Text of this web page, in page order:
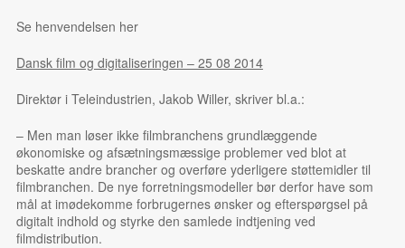
Se henvendelsen her
Dansk film og digitaliseringen – 25 08 2014
Direktør i Teleindustrien, Jakob Willer, skriver bl.a.:
– Men man løser ikke filmbranchens grundlæggende
økonomiske og afsætningsmæssige problemer ved blot at
beskatte andre brancher og overføre yderligere støttemidler til
filmbranchen. De nye forretningsmodeller bør derfor have som
mål at imødekomme forbrugernes ønsker og efterspørgsel på
digitalt indhold og styrke den samlede indtjening ved
filmdistribution.